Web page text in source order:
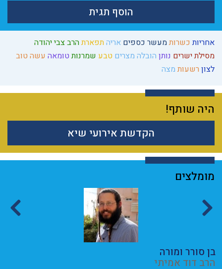
אחריותכשרותמעשר כספים אריהתפארתהרב צבי יהודה
מסילת ישרים נותן הובלה מצרים טבע שמרנותטומאה עשה טוב
לצוןרשעות מצה
היה שותף!
הקדשת אירועי שיא
הוסף תגית
מומלצים
בן סורר ומורה
הרב דוד אמיתי